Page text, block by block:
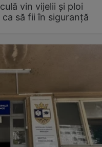
vin vijelii și ploi
să fii în siguranță